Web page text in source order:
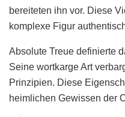
bereiteten ihn vor. Diese
komplexe Figur
Absolute Treue definierte
Seine wortkarge Art
Prinzipien. Diese
heimlichen Gewissen der